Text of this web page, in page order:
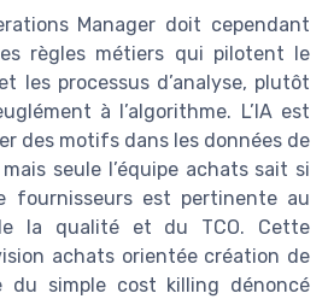
Manager doit cependant
règles métiers qui pilotent le
les processus d’analyse, plutôt
à l’algorithme. L’IA est
des motifs dans les données de
seule l’équipe achats sait si
fournisseurs est pertinente au
la qualité et du TCO. Cette
achats orientée création de
du simple cost killing dénoncé